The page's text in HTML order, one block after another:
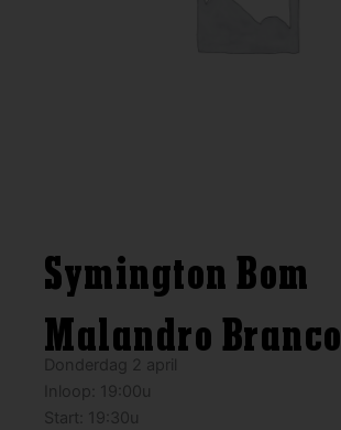
Symington Bom
Malandro Branco
Donderdag 2 april
Inloop: 19:00u
Start: 19:30u